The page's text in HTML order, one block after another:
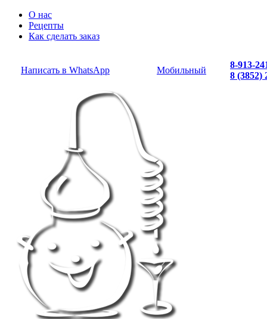
О нас
Рецепты
Как сделать заказ
Написать в WhatsApp Мобильный
8-913-
8 (3852)